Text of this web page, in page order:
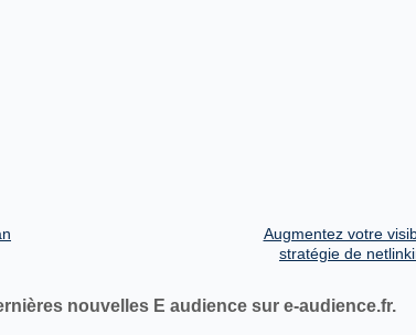
Augmentez votre
stratégie de
nouvelles E audience sur e-audience.fr.